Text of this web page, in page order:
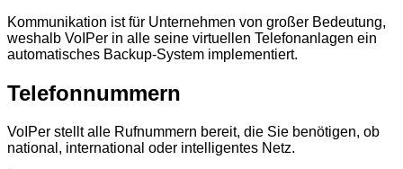
Kommunikation ist für Unternehmen von großer Bedeutung,
weshalb VoIPer in alle seine virtuellen Telefonanlagen ein
automatisches Backup-System implementiert.
Telefonnummern
VoIPer stellt alle Rufnummern bereit, die Sie benötigen, ob
national, international oder intelligentes Netz.